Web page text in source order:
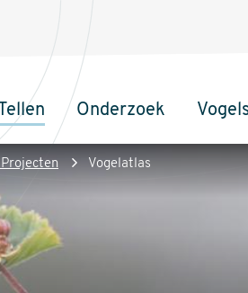
Tellen Onderzoek
Vogelatlas